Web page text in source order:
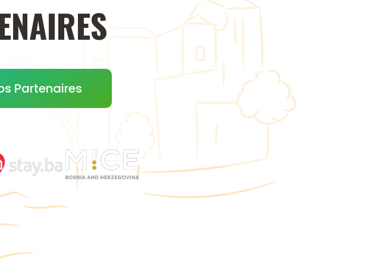
Partenaires